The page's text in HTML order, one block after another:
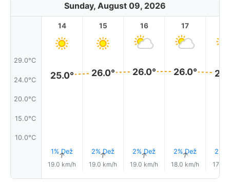
Sunday, August 09, 2026
29.0°C
24.0°C
20.0°C
15.0°C
10.0°C
14
25.0°
1% Dež
↑
19.0 km/h
15
26.0°
2% Dež
↑
19.0 km/h
16
26.0°
2% Dež
↑
19.0 km/h
17
26.0°
2% Dež
↑
18.0 km/h
2%
17.0